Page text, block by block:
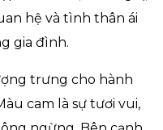
hệ và tình thân ái
gia đình.
trưng cho hành
cam là sự tươi vui,